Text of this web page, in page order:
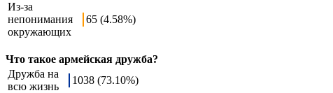
Из-за
непонимания
окружающих
65 (4.58%)
Что такое армейская дружба?
Дружба на
всю жизнь
1038 (73.10%)